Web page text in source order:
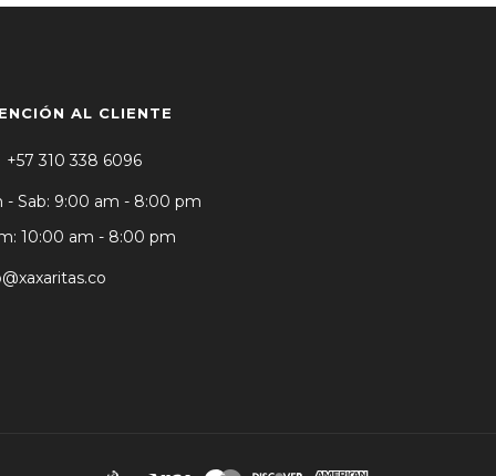
AL CLIENTE
+57 310 338 6096
- Sab: 9:00 am - 8:00 pm
10:00 am - 8:00 pm